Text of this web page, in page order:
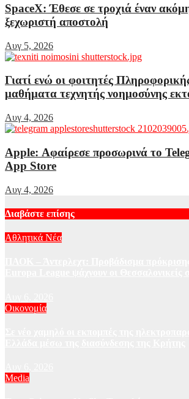
SpaceX: Έθεσε σε τροχιά έναν
ξεχωριστή αποστολή
Αυγ 5, 2026
Γιατί ενώ οι φοιτητές
μαθήματα τεχνητής νοημοσύνης
Αυγ 4, 2026
Apple: Αφαίρεσε προσωρινά το
App Store
Αυγ 4, 2026
Διαβάστε επίσης
Αθλητικά Νέα
Οικονομία
Media